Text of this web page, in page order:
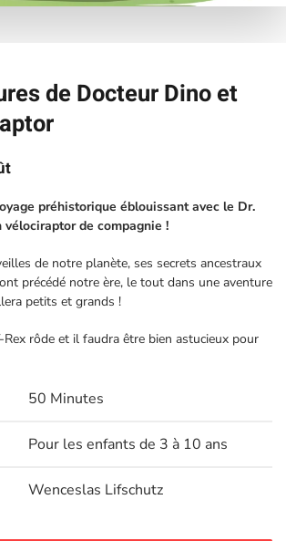
de Docteur Dino et
préhistorique éblouissant avec le Dr.
de compagnie !
de notre planète, ses secrets ancestraux
précédé notre ère, le tout dans une aventure
petits et grands !
rôde et il faudra être bien astucieux pour
50 Minutes
Pour les enfants de 3 à 10 ans
Wenceslas Lifschutz